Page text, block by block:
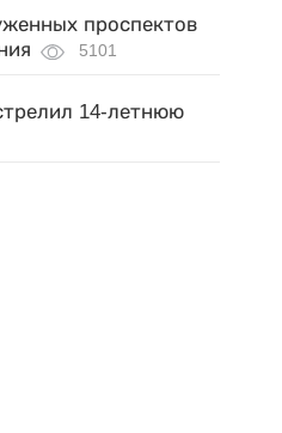
проспектов
5101
14-летнюю